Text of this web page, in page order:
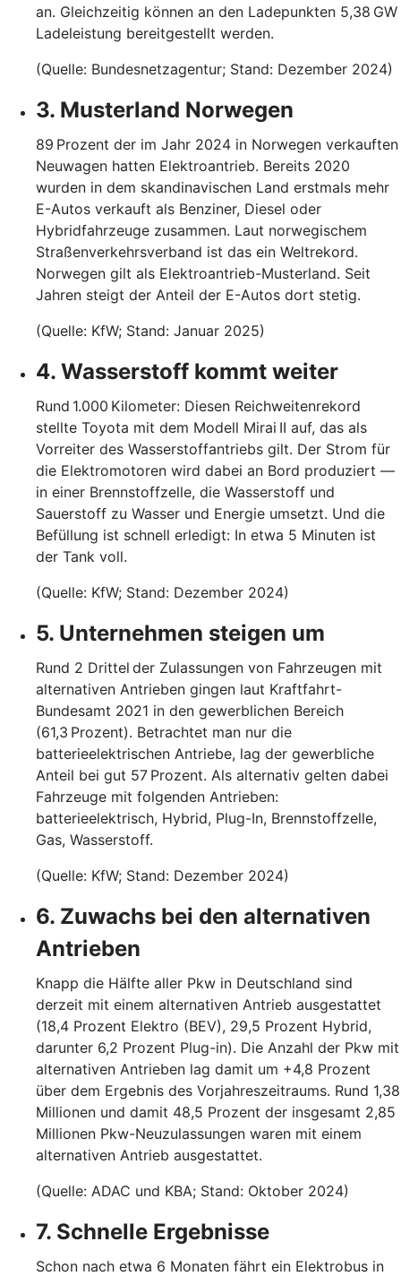
an. Gleichzeitig können an den Ladepunkten 5,38 GW
Ladeleistung bereitgestellt werden.
(Quelle: Bundesnetzagentur; Stand: Dezember 2024)
3. Musterland Norwegen
89 Prozent der im Jahr 2024 in Norwegen verkauften
Neuwagen hatten Elektroantrieb. Bereits 2020
wurden in dem skandinavischen Land erstmals mehr
E-Autos verkauft als Benziner, Diesel oder
Hybridfahrzeuge zusammen. Laut norwegischem
Straßenverkehrsverband ist das ein Weltrekord.
Norwegen gilt als Elektroantrieb-Musterland. Seit
Jahren steigt der Anteil der E-Autos dort stetig.
(Quelle: KfW; Stand: Januar 2025)
4. Wasserstoff kommt weiter
Rund 1.000 Kilometer: Diesen Reichweitenrekord
stellte Toyota mit dem Modell Mirai II auf, das als
Vorreiter des Wasserstoffantriebs gilt. Der Strom für
die Elektromotoren wird dabei an Bord produziert —
in einer Brennstoffzelle, die Wasserstoff und
Sauerstoff zu Wasser und Energie umsetzt. Und die
Befüllung ist schnell erledigt: In etwa 5 Minuten ist
der Tank voll.
(Quelle: KfW; Stand: Dezember 2024)
5. Unternehmen steigen um
Rund 2 Drittel der Zulassungen von Fahrzeugen mit
alternativen Antrieben gingen laut Kraftfahrt-
Bundesamt 2021 in den gewerblichen Bereich
(61,3 Prozent). Betrachtet man nur die
batterieelektrischen Antriebe, lag der gewerbliche
Anteil bei gut 57 Prozent. Als alternativ gelten dabei
Fahrzeuge mit folgenden Antrieben:
batterieelektrisch, Hybrid, Plug-In, Brennstoffzelle,
Gas, Wasserstoff.
(Quelle: KfW; Stand: Dezember 2024)
6. Zuwachs bei den alternativen
Antrieben
Knapp die Hälfte aller Pkw in Deutschland sind
derzeit mit einem alternativen Antrieb ausgestattet
(18,4 Prozent Elektro (BEV), 29,5 Prozent Hybrid,
darunter 6,2 Prozent Plug-in). Die Anzahl der Pkw mit
alternativen Antrieben lag damit um +4,8 Prozent
über dem Ergebnis des Vorjahreszeitraums. Rund 1,38
Millionen und damit 48,5 Prozent der insgesamt 2,85
Millionen Pkw-Neuzulassungen waren mit einem
alternativen Antrieb ausgestattet.
(Quelle: ADAC und KBA; Stand: Oktober 2024)
7. Schnelle Ergebnisse
Schon nach etwa 6 Monaten fährt ein Elektrobus in